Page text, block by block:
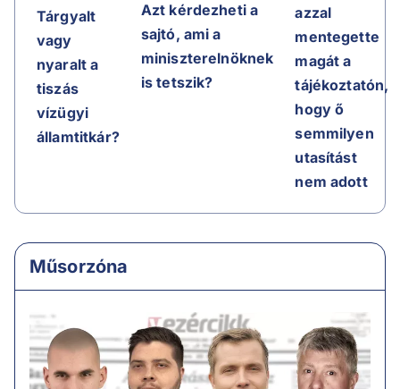
Tárgyalt
vagy
nyaralt a
tiszás
vízügyi
államtitkár?
Azt kérdezheti a
sajtó, ami a
miniszterelnöknek
is tetszik?
azzal
mentegette
magát a
tájékoztatón,
hogy ő
semmilyen
utasítást
nem adott
Műsorzóna